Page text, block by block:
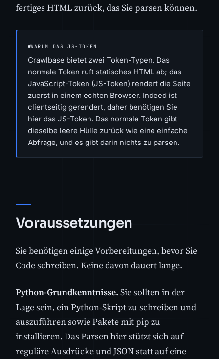
fertiges HTML zurück, das Sie parsen können.
WARUM DAS JS-TOKEN
Crawlbase bietet zwei Token-Typen. Das
normale Token ruft statisches HTML ab; das
JavaScript-Token (JS-Token) rendert die Seite
zuerst in einem echten Browser. Indeed ist
clientseitig gerendert, daher benötigen Sie
hier das JS-Token. Das normale Token gibt
dieselbe leere Hülle zurück wie eine einfache
Abfrage, und es gibt darin nichts zu parsen.
Voraussetzungen
Sie benötigen einige Vorbereitungen, bevor Sie
Code schreiben. Keine davon dauert lange.
Python-Grundkenntnisse. Sie sollten in der
Lage sein, ein Python-Skript zu schreiben und
auszuführen sowie Pakete mit pip zu
installieren. Das Parsen hier stützt sich auf
reguläre Ausdrücke und JSON statt auf eine